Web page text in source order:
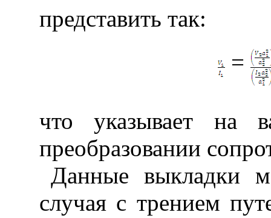
представить так:
=
что указывает на
преобразовании
Данные выкладки
случая с трением